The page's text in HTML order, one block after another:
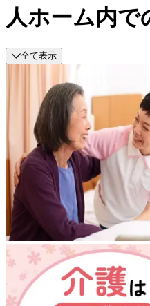
人ホーム内で
全て表示